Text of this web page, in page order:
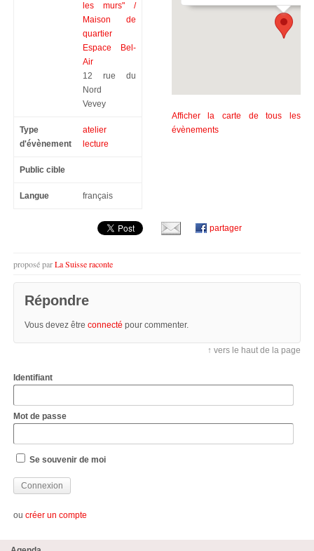
les murs" /
Maison de
quartier
Espace Bel-
Air
12 rue du
Nord
Vevey
Type
d'évènement
atelier
lecture
Public cible
Langue français
Afficher la carte de tous les
évènements
partager
proposé parLa Suisse raconte
Répondre
Vous devez être connecté pour commenter.
↑ vers le haut de la page
Identifiant
Mot de passe
Se souvenir de moi
ou créer un compte